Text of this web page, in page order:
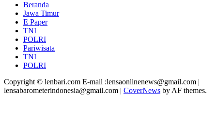
Beranda
Jawa Timur
E Paper
TNI
POLRI
Pariwisata
TNI
POLRI
Copyright © lenbari.com E-mail :lensaonlinenews@gmail.com |
lensabarometerindonesia@gmail.com | CoverNews by AF themes.